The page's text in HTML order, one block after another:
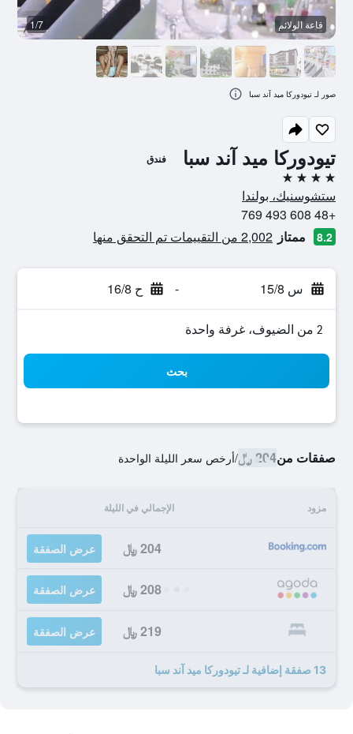
تيودوركا ميد آند سبا فندق
4 نجوم
ستشوسنيك، بولندا
+48 608 493 769
8.2 ممتاز 2,002 من التقييمات تم التحقق منها
س 15/8 - ح 16/8
2 من الضيوف، غرفة واحدة
بحث
صفقات من204 ﷼ /أرخص سعر الليلة الواحدة
مزود الإجمالي في الليلة
204 ﷼ عرض الصفقة
208 ﷼ عرض الصفقة
219 ﷼ عرض الصفقة
13 صفقة إضافية لـ تيودوركا ميد آند سبا
قاعة الولائم 1/7
صور لـ تيودوركا ميد آند سبا